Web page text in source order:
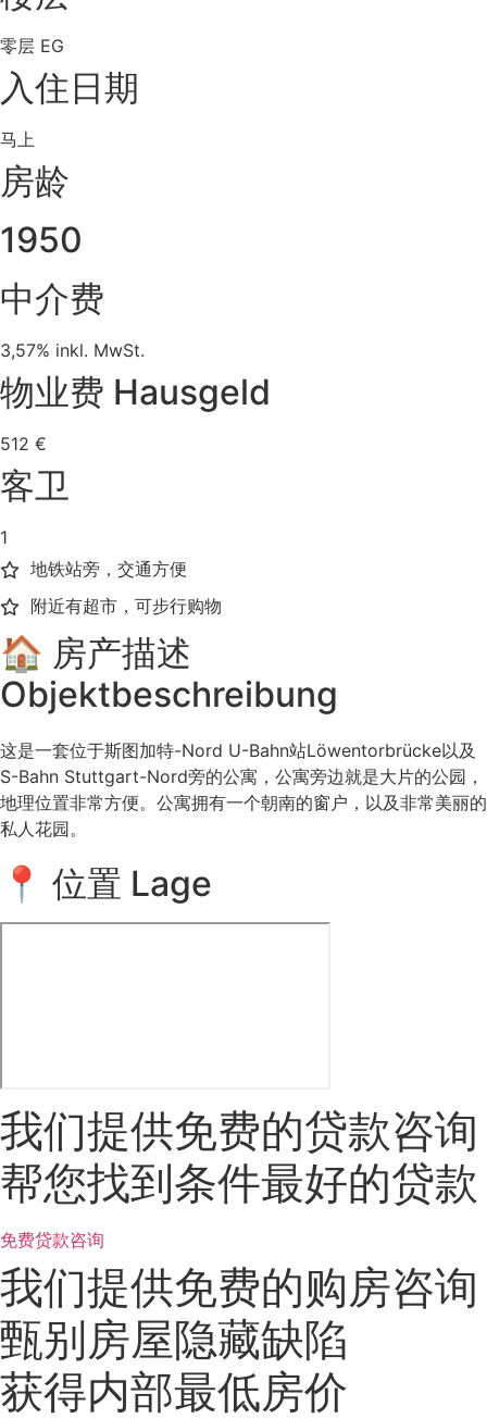
零层 EG
入住日期
马上
房龄
1950
中介费
3,57% inkl. MwSt.
物业费 Hausgeld
512 €
客卫
1
地铁站旁，交通方便
附近有超市，可步行购物
🏠 房产描述
Objektbeschreibung
这是一套位于斯图加特-Nord U-Bahn站Löwentorbrücke以及
S-Bahn Stuttgart-Nord旁的公寓，公寓旁边就是大片的公园，
地理位置非常方便。公寓拥有一个朝南的窗户，以及非常美丽的
私人花园。
📍 位置 Lage
我们提供免费的贷款咨询
帮您找到条件最好的贷款
免费贷款咨询
我们提供免费的购房咨询
甄别房屋隐藏缺陷
获得内部最低房价